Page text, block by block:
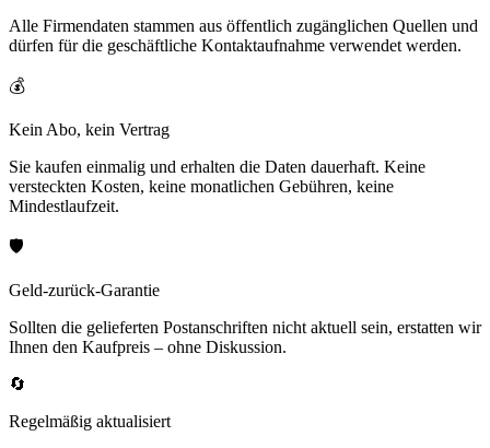
Alle Firmendaten stammen aus öffentlich zugänglichen Quellen und
dürfen für die geschäftliche Kontaktaufnahme verwendet werden.
💰
Kein Abo, kein Vertrag
Sie kaufen einmalig und erhalten die Daten dauerhaft. Keine
versteckten Kosten, keine monatlichen Gebühren, keine
Mindestlaufzeit.
🛡️
Geld-zurück-Garantie
Sollten die gelieferten Postanschriften nicht aktuell sein, erstatten wir
Ihnen den Kaufpreis – ohne Diskussion.
🔄
Regelmäßig aktualisiert